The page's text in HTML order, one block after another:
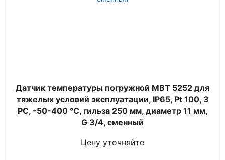
Датчик температуры погружной MBT 5252 для
тяжелых условий эксплуатации, IP65, Pt 100, 3
РС, -50-400 °C, гильза 250 мм, диаметр 11 мм,
G 3/4, сменный
Цену уточняйте